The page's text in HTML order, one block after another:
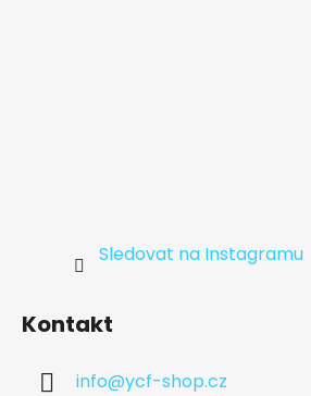
Sledovat na Instagramu
Kontakt
info@ycf-shop.cz